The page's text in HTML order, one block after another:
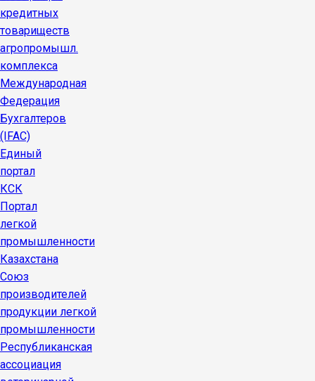
кредитных
товариществ
агропромышл.
комплекса
Международная
Федерация
Бухгалтеров
(IFAC)
Единый
портал
КСК
Портал
легкой
промышленности
Казахстана
Союз
производителей
продукции легкой
промышленности
Республиканская
ассоциация